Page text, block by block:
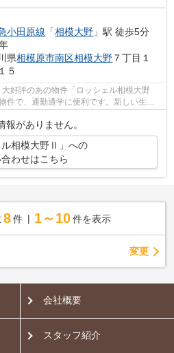
小田原線 「相模大野 」駅 徒歩5分
県相模原市南区相模大野 ７丁目１
５
好評のあの物件「ロッシェル相模大野
件で、通勤通学に便利です。新しい生活
報がありません。
ル相模大野Ⅱ」への
わせはこちら
8 件 1～10 件を表示
変更
会社概要
スタッフ紹介